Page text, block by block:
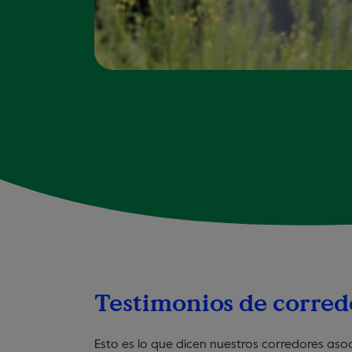
Testimonios de
Esto es lo que dicen nuestros corredores